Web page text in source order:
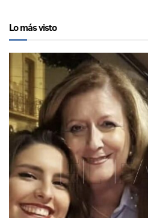
Lo más visto